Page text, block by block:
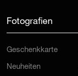
Fotografien
Geschenkkarte
Neuheiten